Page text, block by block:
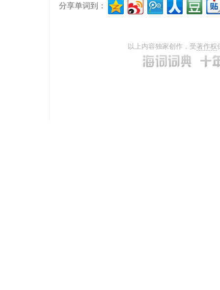
分享单词到：
以上内容独家创作，受著作权